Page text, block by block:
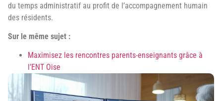
du temps administratif au profit de l’accompagnement humain
des résidents.
Sur le même sujet :
Maximisez les rencontres parents-enseignants grâce à
l’ENT Oise